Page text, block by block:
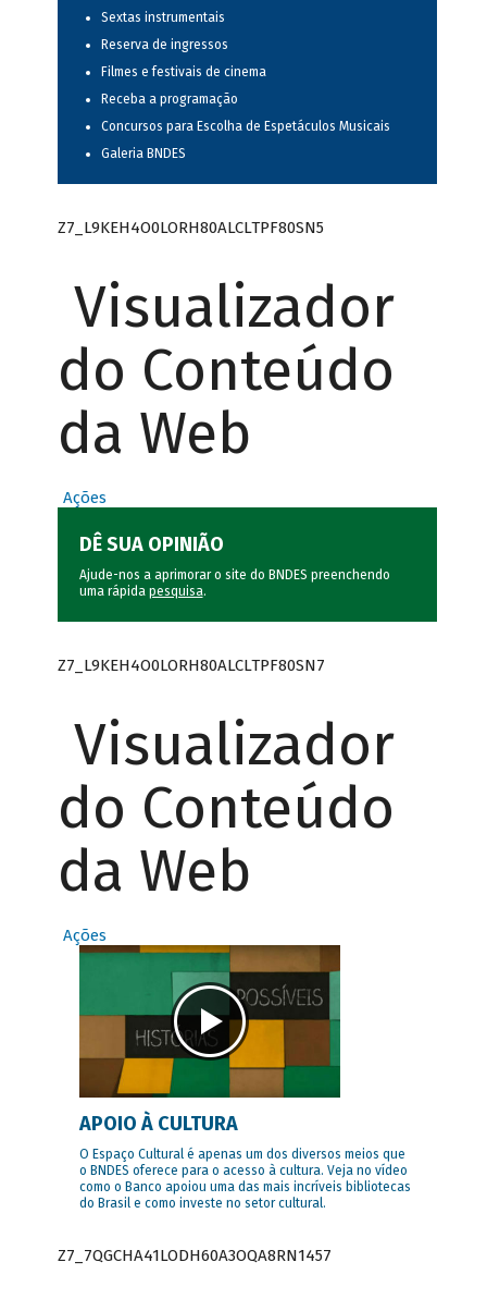
Sextas instrumentais
Reserva de ingressos
Filmes e festivais de cinema
Receba a programação
Concursos para Escolha de Espetáculos Musicais
Galeria BNDES
Z7_L9KEH4O0LORH80ALCLTPF80SN5
Visualizador
do Conteúdo
da Web
Ações
DÊ SUA OPINIÃO
Ajude-nos a aprimorar o site do BNDES preenchendo
uma rápida pesquisa.
Z7_L9KEH4O0LORH80ALCLTPF80SN7
Visualizador
do Conteúdo
da Web
Ações
APOIO À CULTURA
O Espaço Cultural é apenas um dos diversos meios que
o BNDES oferece para o acesso à cultura. Veja no vídeo
como o Banco apoiou uma das mais incríveis bibliotecas
do Brasil e como investe no setor cultural.
Z7_7QGCHA41LODH60A3OQA8RN1457